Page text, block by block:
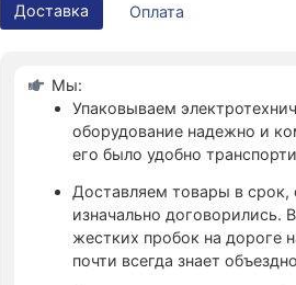
Доставка Оплата
Мы:
Упаковываем
оборудование надежно и
его было удобно
Доставляем товары в срок,
изначально договорились.
жестких пробок на дороге
почти всегда знает